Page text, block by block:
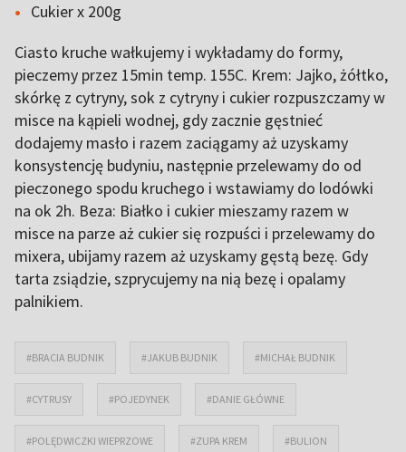
Cukier x 200g
Ciasto kruche wałkujemy i wykładamy do formy,
pieczemy przez 15min temp. 155C. Krem: Jajko, żółtko,
skórkę z cytryny, sok z cytryny i cukier rozpuszczamy w
misce na kąpieli wodnej, gdy zacznie gęstnieć
dodajemy masło i razem zaciągamy aż uzyskamy
konsystencję budyniu, następnie przelewamy do od
pieczonego spodu kruchego i wstawiamy do lodówki
na ok 2h. Beza: Białko i cukier mieszamy razem w
misce na parze aż cukier się rozpuści i przelewamy do
mixera, ubijamy razem aż uzyskamy gęstą bezę. Gdy
tarta zsiądzie, szprycujemy na nią bezę i opalamy
palnikiem.
#BRACIA BUDNIK #JAKUB BUDNIK #MICHAŁ BUDNIK
#CYTRUSY #POJEDYNEK #DANIE GŁÓWNE
#POLĘDWICZKI WIEPRZOWE #ZUPA KREM #BULION